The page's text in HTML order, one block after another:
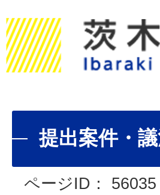
提出案件・
ページID： 56035